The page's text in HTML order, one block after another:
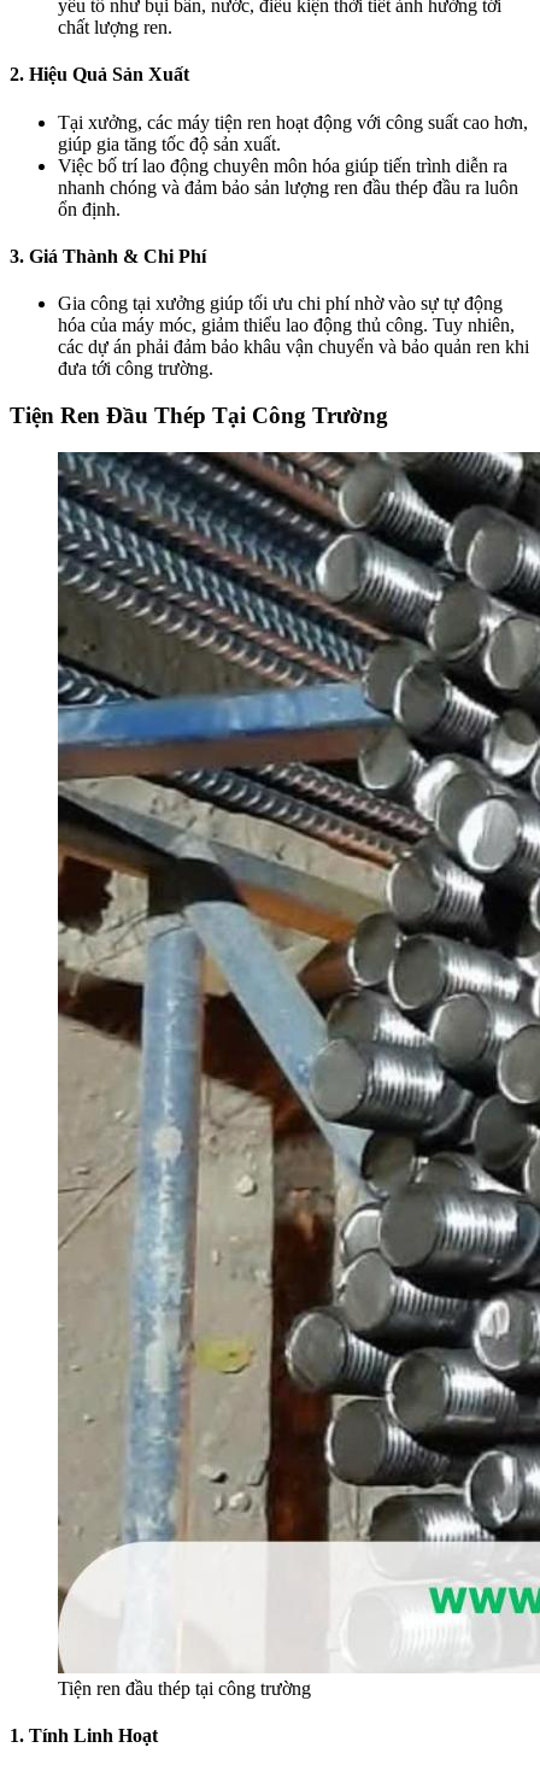
yếu tố như bụi bẩn, nước, điều kiện thời tiết ảnh hưởng tới
chất lượng ren.
2. Hiệu Quả Sản Xuất
Tại xưởng, các máy tiện ren hoạt động với công suất cao hơn,
giúp gia tăng tốc độ sản xuất.
Việc bố trí lao động chuyên môn hóa giúp tiến trình diễn ra
nhanh chóng và đảm bảo sản lượng ren đầu thép đầu ra luôn
ổn định.
3. Giá Thành & Chi Phí
Gia công tại xưởng giúp tối ưu chi phí nhờ vào sự tự động
hóa của máy móc, giảm thiểu lao động thủ công. Tuy nhiên,
các dự án phải đảm bảo khâu vận chuyển và bảo quản ren khi
đưa tới công trường.
Tiện Ren Đầu Thép Tại Công Trường
Tiện ren đầu thép tại công trường
1. Tính Linh Hoạt